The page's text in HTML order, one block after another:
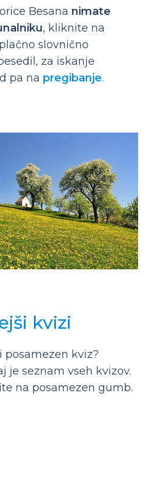
Besana nimate
, kliknite na
slovnično
za iskanje
pa na pregibanje.
kvizi
posamezen kviz?
je seznam vseh kvizov.
na posamezen gumb.